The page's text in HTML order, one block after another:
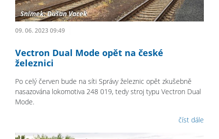
09. 06. 2023 09:49
Vectron Dual Mode opět na české
železnici
Po celý červen bude na síti Správy železnic opět zkušebně
nasazována lokomotiva 248 019, tedy stroj typu Vectron Dual
Mode.
číst dále